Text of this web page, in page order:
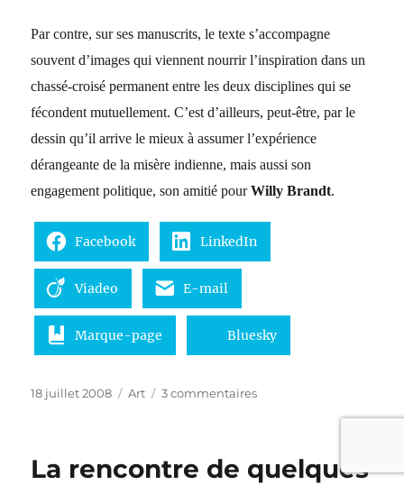
Par contre, sur ses manuscrits, le texte s’accompagne
souvent d’images qui viennent nourrir l’inspiration dans un
chassé-croisé permanent entre les deux disciplines qui se
fécondent mutuellement. C’est d’ailleurs, peut-être, par le
dessin qu’il arrive le mieux à assumer l’expérience
dérangeante de la misère indienne, mais aussi son
engagement politique, son amitié pourWilly Brandt.
Facebook LinkedIn
Viadeo E-mail
Marque-page Bluesky
Publié
18 juillet 2008 Catégories
Art 3 commentairessur
forum
La rencontre de quelques